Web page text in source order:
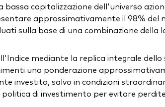
capitalizzazione dell'universo
approssimativamente il 98%
sulla base di una combinazione
mediante la replica integrale
una ponderazione
investito, salvo in condizioni
di investimento per evitare